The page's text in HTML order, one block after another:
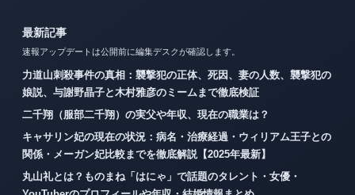
最新記事
速報アップデートは公開前に編集デスクが確認します。
力道山刺殺事件の真相：襲撃犯の正体、死因、妻の人数、襲撃犯の
娘説、与謝野晶子と木村雅彦のミームまで徹底検証
二千翔（服部二千翔）の実父や年収、現在の職業は？
キャサリン妃の現在の状況：病名・治療経過・ウィリアム王子との
関係・メーガン妃比較までを徹底解説【2025年最新】
丸山礼とは？ものまね「はにゃ」で話題のタレント・女優・